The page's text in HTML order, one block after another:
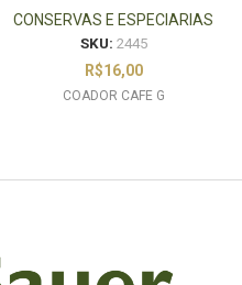
CONSERVAS E ESPECIARIAS
SKU: 2445
R$16,00
COADOR CAFE G